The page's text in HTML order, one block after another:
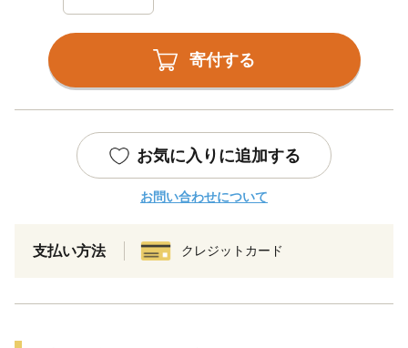
寄付する
お気に入りに追加する
お問い合わせについて
支払い方法 クレジットカード